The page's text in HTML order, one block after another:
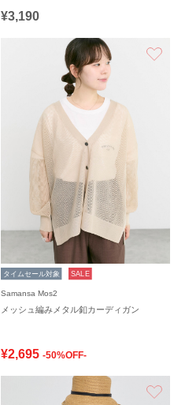
¥3,190
タイムセール対象 SALE
Samansa Mos2
メッシュ編みメタル釦カーディガン
¥2,695 -50%OFF-